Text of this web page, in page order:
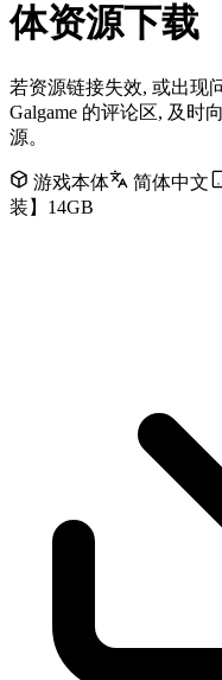
体资源下载
若资源链接失效, 或出现
Galgame 的评论区, 及时
源。
游戏本体 简体中文
装】14GB